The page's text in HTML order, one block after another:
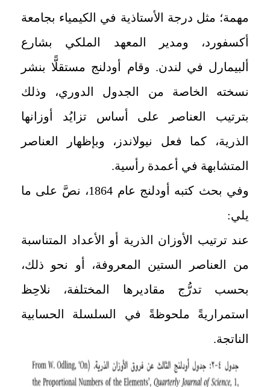
مهمة؛ مثل درجة الأستاذية في الكيمياء بجامعة
أكسفورد، ومدير المعهد الملكي بشارع
ألبيمارل في لندن. وقام أودلنج مستقلًّا بنشر
نسخته الخاصة من الجدول الدوري، وذلك
بترتيب العناصر على أساس تزايُد أوزانها
الذرية، كما فعل نيولاندز، وبإظهار العناصر
المتشابهة في أعمدة رأسية.
وفي بحث كتبه أودلنج عام 1864، نصَّ على ما
يلي:
عند ترتيب الأوزان الذرية أو الأعداد المتناسبة
من العناصر الستين المعروفة، أو نحو ذلك،
بحسب تدرُّج مقاديرها المختلفة، نلاحِظ
استمراريةً ملحوظةً في السلسلة الحسابية
الناتجة.